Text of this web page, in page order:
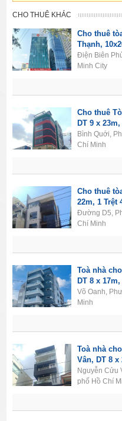
CHO THUÊ KHÁC
Cho thuê
Thạnh,
Điện Biên
Minh City
Cho thuê
DT 9 x
Bình Quới,
Chí Minh
Cho thuê
22m, 1 Trệt
Đường D5,
Chí Minh
Toà nhà
DT 8 x
Võ Oanh,
Minh
Toà nhà
Vân, DT 8 x
Nguyễn Cửu
phố Hồ Chí